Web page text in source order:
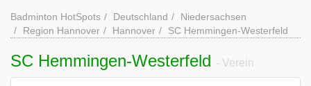
Badminton HotSpots Deutschland
Niedersachsen
Region Hannover
Hannover SC Hemmingen-Westerfeld
SC Hemmingen-Westerfeld - Verein